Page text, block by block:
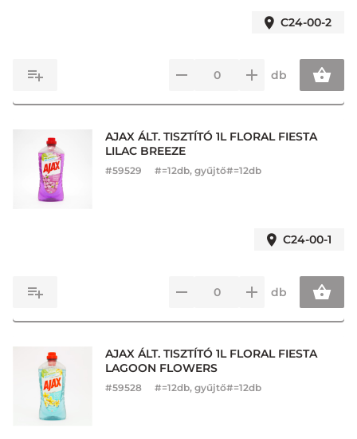
C24-00-2
db
AJAX ÁLT. TISZTÍTÓ 1L FLORAL FIESTA
LILAC BREEZE
#59529 #=12db, gyűjtő#=12db
C24-00-1
db
AJAX ÁLT. TISZTÍTÓ 1L FLORAL FIESTA
LAGOON FLOWERS
#59528 #=12db, gyűjtő#=12db